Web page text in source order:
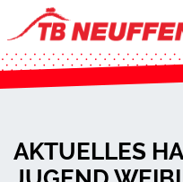
AKTUELLES